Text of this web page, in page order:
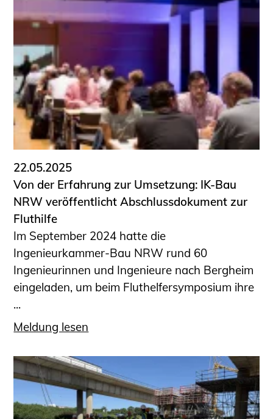
22.05.2025
Von der Erfahrung zur Umsetzung: IK-Bau
NRW veröffentlicht Abschlussdokument zur
Fluthilfe
Im September 2024 hatte die
Ingenieurkammer-Bau NRW rund 60
Ingenieurinnen und Ingenieure nach Bergheim
eingeladen, um beim Fluthelfersymposium ihre
...
Meldung lesen